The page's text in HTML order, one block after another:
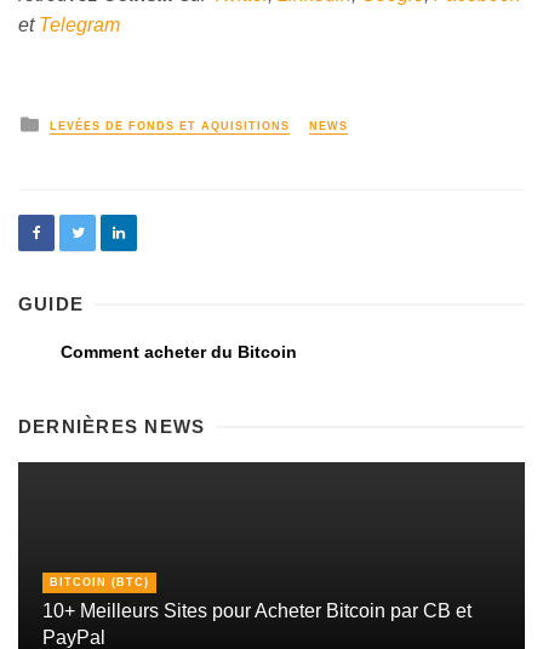
et Telegram
LEVÉES DE FONDS ET AQUISITIONS NEWS
GUIDE
Comment acheter du Bitcoin
DERNIÈRES NEWS
BITCOIN (BTC)
10+ Meilleurs Sites pour Acheter Bitcoin par CB et
PayPal